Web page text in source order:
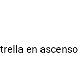
en ascenso